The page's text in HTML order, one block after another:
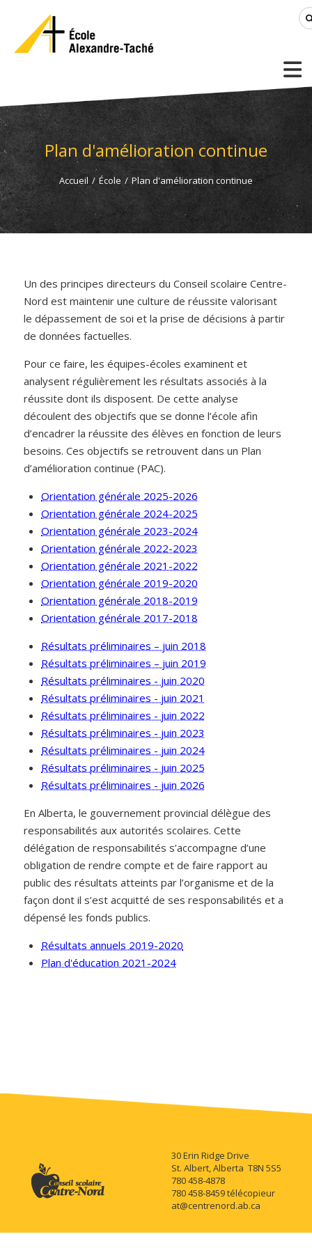
Plan d'amélioration continue
Accueil / École / Plan d'amélioration continue
Un des principes directeurs du Conseil scolaire Centre-
Nord est maintenir une culture de réussite valorisant
le dépassement de soi et la prise de décisions à partir
de données factuelles.
Pour ce faire, les équipes-écoles examinent et
analysent régulièrement les résultats associés à la
réussite dont ils disposent. De cette analyse
découlent des objectifs que se donne l’école afin
d’encadrer la réussite des élèves en fonction de leurs
besoins. Ces objectifs se retrouvent dans un Plan
d’amélioration continue (PAC).
Orientation générale 2025-2026
Orientation générale 2024-2025
Orientation générale 2023-2024
Orientation générale 2022-2023
Orientation générale 2021-2022
Orientation générale 2019-2020
Orientation générale 2018-2019
Orientation générale 2017-2018
Résultats préliminaires – juin 2018
Résultats préliminaires – juin 2019
Résultats préliminaires - juin 2020
Résultats préliminaires - juin 2021
Résultats préliminaires - juin 2022
Résultats préliminaires - juin 2023
Résultats préliminaires - juin 2024
Résultats préliminaires - juin 2025
Résultats préliminaires - juin 2026
En Alberta, le gouvernement provincial délègue des
responsabilités aux autorités scolaires. Cette
délégation de responsabilités s’accompagne d’une
obligation de rendre compte et de faire rapport au
public des résultats atteints par l’organisme et de la
façon dont il s’est acquitté de ses responsabilités et a
dépensé les fonds publics.
Résultats annuels 2019-2020
Plan d'éducation 2021-2024
30 Erin Ridge Drive
St. Albert, Alberta T8N 5S5
780 458-4878
780 458-8459 télécopieur
at@centrenord.ab.ca